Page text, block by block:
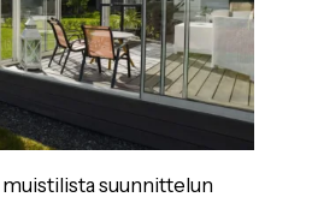
suunnittelun